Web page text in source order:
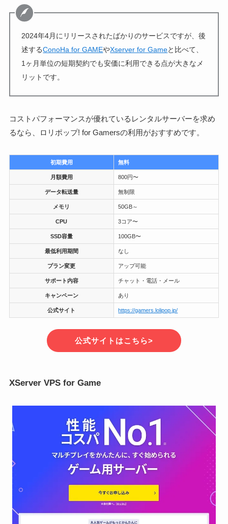
2024年4月にリリースされたばかりのサービスですが、後
述するConoHa for GAMEやXserver for Gameと比べて、
1ヶ月単位の短期契約でも安価に利用できる点が大きなメ
リットです。
コストパフォーマンスが優れているレンタルサーバーを求め
るなら、ロリポップ! for Gamersの利用がおすすめです。
初期費用 無料
月額費用 800円〜
データ転送量 無制限
メモリ 50GB～
CPU 3コア〜
SSD容量 100GB〜
最低利用期間 なし
プラン変更 アップ可能
サポート内容 チャット・電話・メール
キャンペーン あり
公式サイト https://gamers.lolipop.jp/
公式サイトはこちら>
XServer VPS for Game